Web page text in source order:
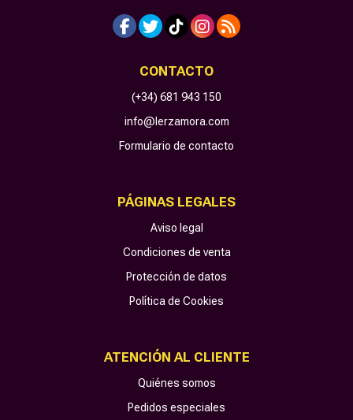
CONTACTO
(+34) 681 943 150
info@lerzamora.com
Formulario de contacto
PÁGINAS LEGALES
Aviso legal
Condiciones de venta
Protección de datos
Política de Cookies
ATENCIÓN AL CLIENTE
Quiénes somos
Pedidos especiales